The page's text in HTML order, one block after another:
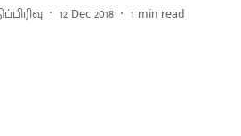
12 Dec 2018 1 min read